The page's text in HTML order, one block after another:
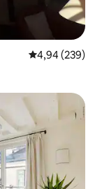
Note
4,94 (239)